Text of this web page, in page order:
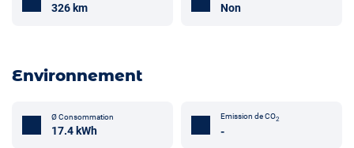
326 km Non
Environnement
Ø Consommation
17.4 kWh
Emission de CO2
-